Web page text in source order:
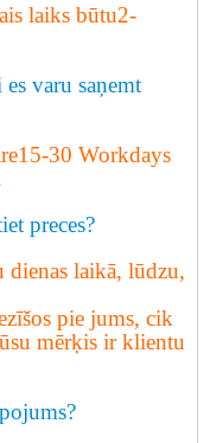
laiks būtu2-
varu saņemt
30 Workdays
preces?
dienas laikā, lūdzu,
pie jums, cik
mērķis ir klientu